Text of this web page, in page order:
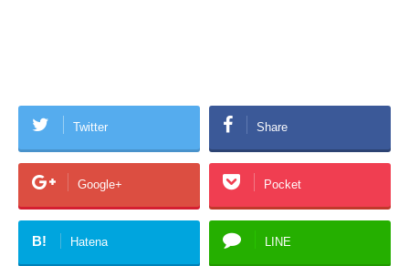
Twitter Share
Google+ Pocket
B! Hatena LINE